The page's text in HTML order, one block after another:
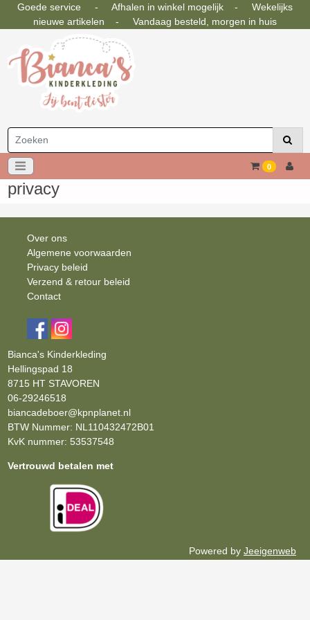
Goede service - Afhalen in winkel mogelijk - Wekelijks
nieuwe artikelen - Vandaag besteld, morgen in huis
0
privacy
Over ons
Algemene voorwaarden
Privacy beleid
Verzend & retour beleid
Contact
Bianca's Kinderkleding
Hellingspad 18
8715 HT STAVOREN
06-29246518
biancadeboer@kpnplanet.nl
BTW Nummer: NL110432472B01
KvK nummer: 53537548
Vertrouwd betalen met
Powered by Jeeigenweb